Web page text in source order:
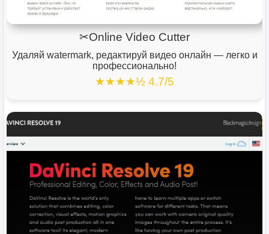
✂Online Video Cutter
Удаляй watermark, редактируй видео онлайн — легко и
профессионально!
★★★★½ 4.7/5